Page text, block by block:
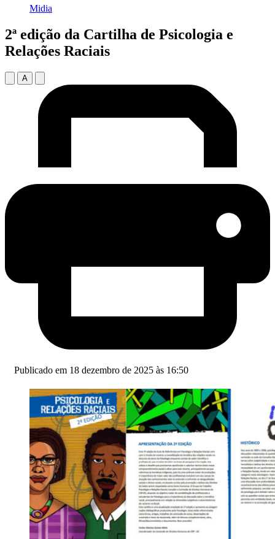
Midia
2ª edição da Cartilha de Psicologia e
Relações Raciais
A
Publicado em 18 dezembro de 2025 às 16:50